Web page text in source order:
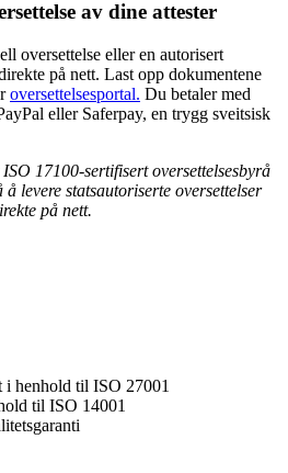
av dine attester
oversettelse eller en autorisert
på nett. Last opp dokumentene
oversettelsesportal. Du betaler med
eller Saferpay, en trygg sveitsisk
17100-sertifisert oversettelsesbyrå
levere statsautoriserte oversettelser
på nett.
i henhold til ISO 27001
til ISO 14001